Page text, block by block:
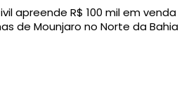
apreende R$ 100 mil em venda
de Mounjaro no Norte da Bahia